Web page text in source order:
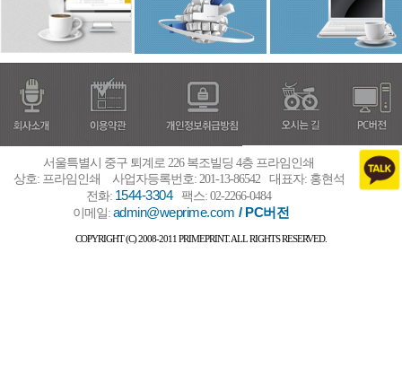
서울특별시 중구 퇴계로 226 복조빌딩 4층 프라임인쇄
상호: 프라임인쇄
사업자등록번호: 201-13-86542
대표자: 홍현석
전화: 1544-3304
팩스: 02-2266-0484
이메일: admin@weprime.com / PC버전
COPYRIGHT (C) 2008-2011 PRIMEPRINT. ALL RIGHTS RESERVED.